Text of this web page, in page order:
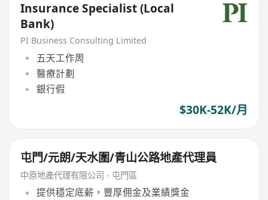
Insurance Specialist (Local
Bank)
PI Business Consulting Limited
五天工作周
醫療計劃
銀行假
$30K-52K/月
屯門/元朗/天水圍/青山公路地產代理員
中原地產代理有限公司 - 屯門區
提供穩定底薪，豐厚佣金及業績獎金